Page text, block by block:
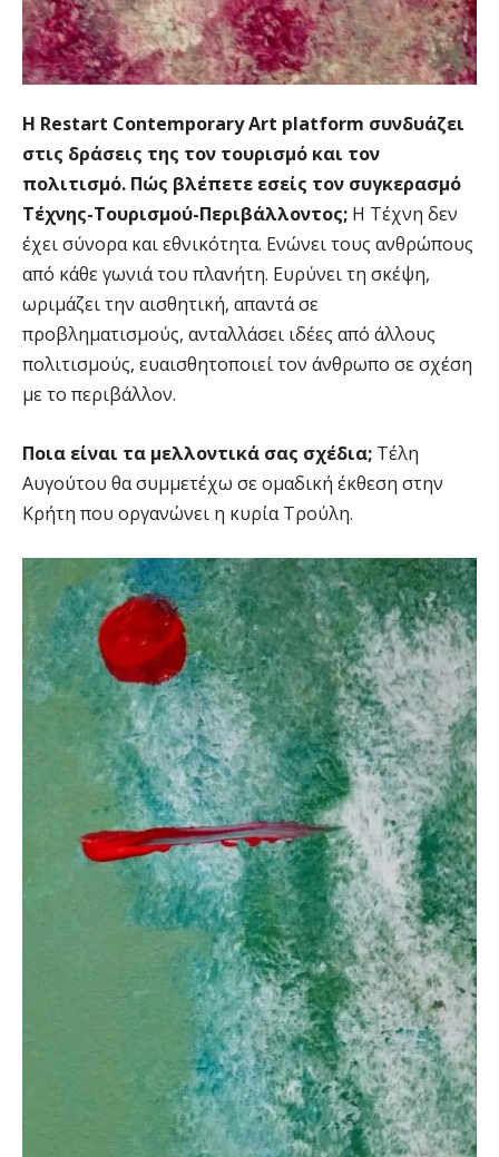
H Restart Contemporary Art platform συνδυάζει
στις δράσεις της τον τουρισμό και τον
πολιτισμό. Πώς βλέπετε εσείς τον συγκερασμό
Τέχνης-Τουρισμού-Περιβάλλοντος; Η Τέχνη δεν
έχει σύνορα και εθνικότητα. Ενώνει τους ανθρώπους
από κάθε γωνιά του πλανήτη. Ευρύνει τη σκέψη,
ωριμάζει την αισθητική, απαντά σε
προβληματισμούς, ανταλλάσει ιδέες από άλλους
πολιτισμούς, ευαισθητοποιεί τον άνθρωπο σε σχέση
με το περιβάλλον.
Ποια είναι τα μελλοντικά σας σχέδια; Τέλη
Αυγούτου θα συμμετέχω σε ομαδική έκθεση στην
Κρήτη που οργανώνει η κυρία Τρούλη.